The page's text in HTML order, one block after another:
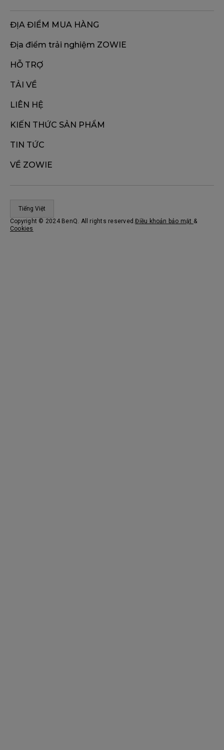
ĐỊA ĐIỂM MUA HÀNG
Địa điểm trải nghiệm ZOWIE
HỖ TRỢ
TẢI VỀ
LIÊN HỆ
KIẾN THỨC SẢN PHẨM
TIN TỨC
VỀ ZOWIE
Tiếng Việt
Copyright © 2024 BenQ. All rights reserved.Điều khoản bảo mật &
Cookies